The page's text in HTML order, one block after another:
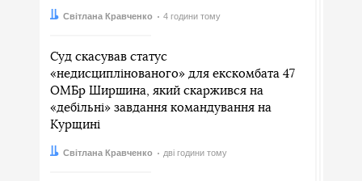
Автор:
Світлана Кравченко
Дата: 4 години тому
Суд скасував статус
«недисциплінованого» для екскомбата 47
ОМБр Ширшина, який скаржився на
«дебільні» завдання командування на
Курщині
Автор:
Світлана Кравченко
Дата: дві години тому